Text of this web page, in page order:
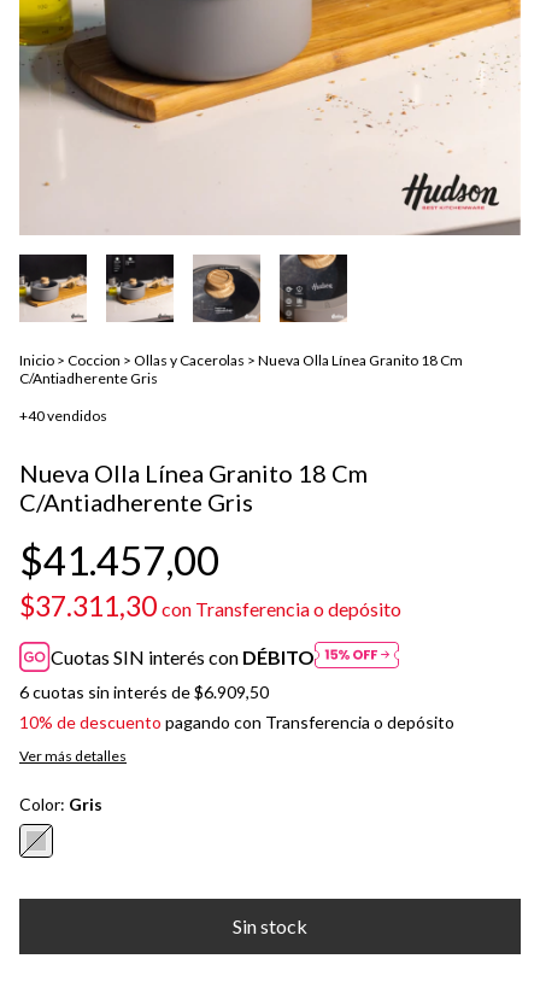
Inicio > Coccion > Ollas y Cacerolas > Nueva Olla Línea Granito 18 Cm
C/Antiadherente Gris
+40 vendidos
Nueva Olla Línea Granito 18 Cm
C/Antiadherente Gris
$41.457,00
$37.311,30 con Transferencia o depósito
Cuotas SIN interés con DÉBITO
6cuotas sin interés de$6.909,50
10% de descuento pagando con Transferencia o depósito
Ver más detalles
Color: Gris